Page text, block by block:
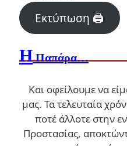
Εκτύπωση 🖨
ΗΠαπάρα…
Και οφείλουμε να
μας. Τα τελευταία
ποτέ άλλοτε στην
Προστασίας,